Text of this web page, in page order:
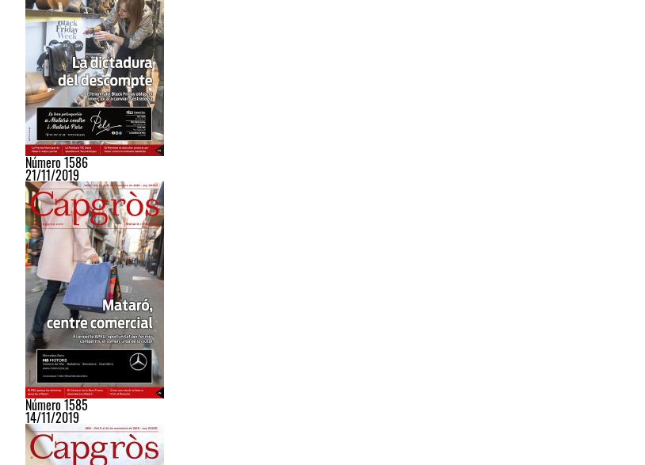
Número 1586
21/11/2019
Número 1585
14/11/2019